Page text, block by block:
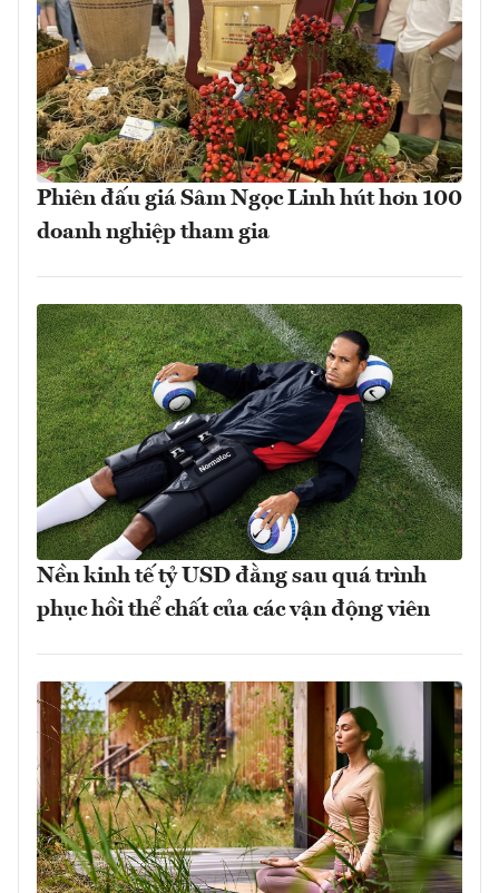
Phiên đấu giá Sâm Ngọc Linh hút hơn 100
doanh nghiệp tham gia
Nền kinh tế tỷ USD đằng sau quá trình
phục hồi thể chất của các vận động viên